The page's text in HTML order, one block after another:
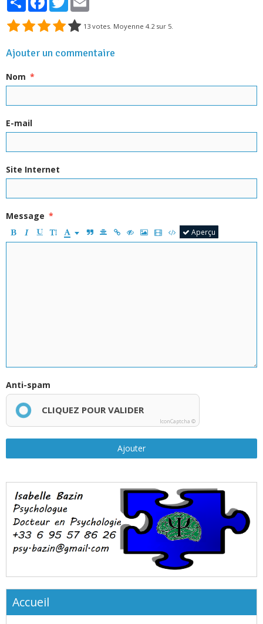
13 votes. Moyenne 4.2 sur 5.
Ajouter un commentaire
Nom
E-mail
Site Internet
Message
Aperçu
Anti-spam
CLIQUEZ POUR VALIDER
IconCaptcha ©
Ajouter
Accueil